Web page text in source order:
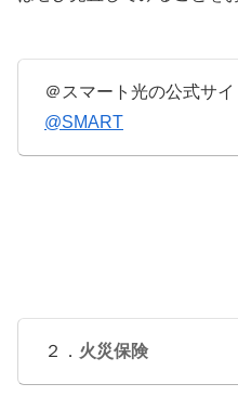
＠スマート光の公式サ
@SMART
２． 火災保険